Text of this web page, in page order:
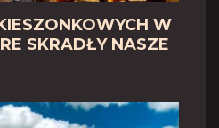
W
SKRADŁY NASZE